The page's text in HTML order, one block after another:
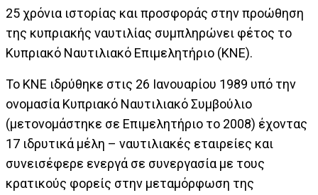
25 χρόνια ιστορίας και προσφοράς στην προώθηση
της κυπριακής ναυτιλίας συμπληρώνει φέτος το
Κυπριακό Ναυτιλιακό Επιμελητήριο (ΚΝΕ).
Το ΚΝΕ ιδρύθηκε στις 26 Ιανουαρίου 1989 υπό την
ονομασία Κυπριακό Ναυτιλιακό Συμβούλιο
(μετονομάστηκε σε Επιμελητήριο το 2008) έχοντας
17 ιδρυτικά μέλη – ναυτιλιακές εταιρείες και
συνεισέφερε ενεργά σε συνεργασία με τους
κρατικούς φορείς στην μεταμόρφωση της